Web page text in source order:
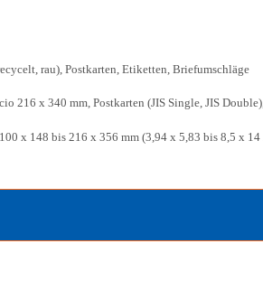
rau), Postkarten, Etiketten, Briefumschläge
216 x 340 mm, Postkarten (JIS Single, JIS
x 148 bis 216 x 356 mm (3,94 x 5,83 bis 8,5 x